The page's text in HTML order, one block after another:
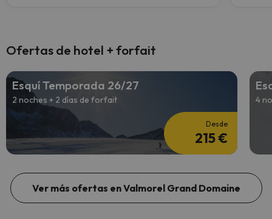
Ofertas de hotel + forfait
Esquí Temporada 26/27
2 noches + 2 días de forfait
Desde
215 €
4
Ver más ofertas en Valmorel Grand Domaine